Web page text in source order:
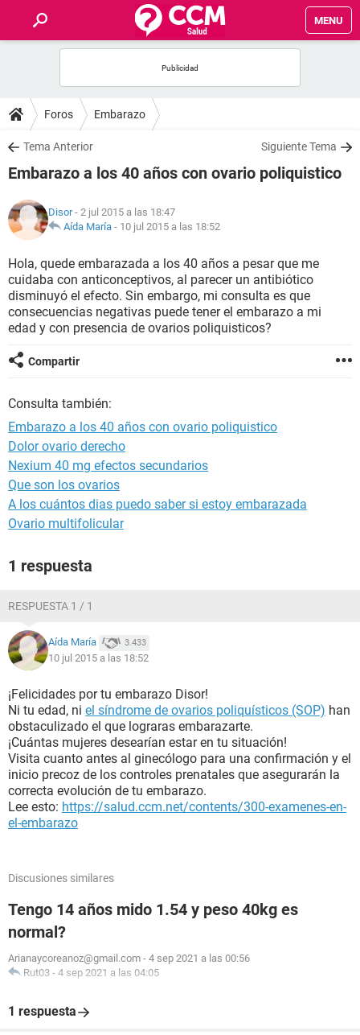
MENU
FOROS
SALUD
NUTRICIÓN
BIENESTAR
SEXUALIDAD
GLOSARIO
Foros Embarazo
Tema Anterior Siguiente Tema
Embarazo a los 40 años con ovario poliquistico
Disor- 2 jul 2015 a las 18:47
Aída María - 10 jul 2015 a las 18:52
Hola, quede embarazada a los 40 años a pesar que me
cuidaba con anticonceptivos, al parecer un antibiótico
disminuyó el efecto. Sin embargo, mi consulta es que
consecuencias negativas puede tener el embarazo a mi
edad y con presencia de ovarios poliquisticos?
Compartir
Consulta también:
Embarazo a los 40 años con ovario poliquistico
Dolor ovario derecho
Nexium 40 mg efectos secundarios
Que son los ovarios
A los cuántos dias puedo saber si estoy embarazada
Ovario multifolicular
1 respuesta
RESPUESTA 1 / 1
Aída María 3.433
10 jul 2015 a las 18:52
¡Felicidades por tu embarazo Disor!
Ni tu edad, ni el síndrome de ovarios poliquísticos (SOP) han
obstaculizado el que lograras embarazarte.
¡Cuántas mujeres desearían estar en tu situación!
Visita cuanto antes al ginecólogo para una confirmación y el
inicio precoz de los controles prenatales que asegurarán la
correcta evolución de tu embarazo.
Lee esto: https://salud.ccm.net/contents/300-examenes-en-
el-embarazo
Discusiones similares
Tengo 14 años mido 1.54 y peso 40kg es
normal?
Arianaycoreanoz@gmail.com - 4 sep 2021 a las 00:56
Rut03 - 4 sep 2021 a las 04:05
1 respuesta